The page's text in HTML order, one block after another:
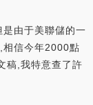
由于美聯儲的一
相信今年2000點
稿,我特意查了許